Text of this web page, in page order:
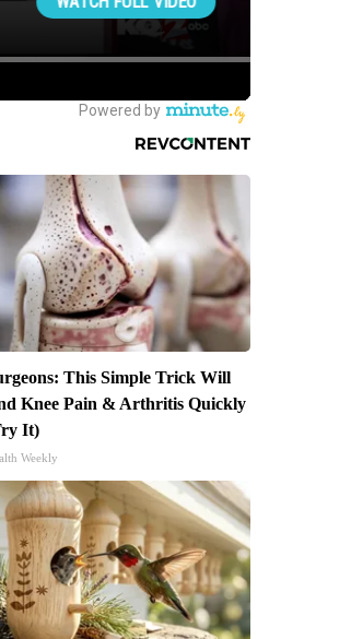
This Simple Trick Will
Knee Pain & Arthritis Quickly
It)
Weekly